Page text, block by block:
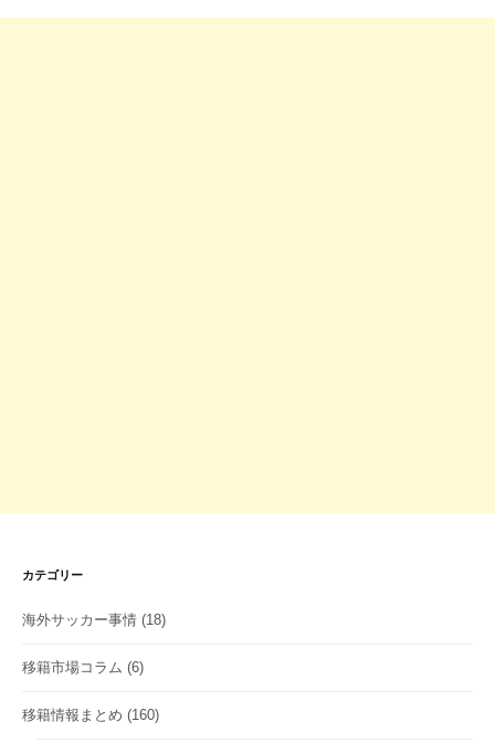
カテゴリー
海外サッカー事情 (18)
移籍市場コラム (6)
移籍情報まとめ (160)